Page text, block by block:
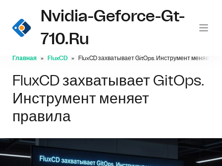
Nvidia-Geforce-Gt-
710.ru
Главная FluxCD FluxCD захватывает GitOps. Инструмент меняет
FluxCD захватывает GitOps.
Инструмент меняет
правила